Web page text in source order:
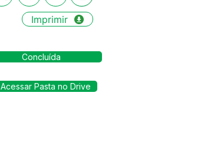
Imprimir
Concluída
Acessar Pasta no Drive